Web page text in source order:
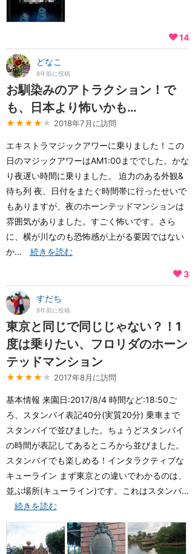
14
どなこ
8年前に投稿
お馴染みのアトラクション！で
も、日本より怖いかも…
★★★★ ★ 2018年7月に訪問
エキストラマジックアワーに乗りました！この
日のマジックアワーはAM1:00まででした。かな
り夜遅い時間に乗りました。 迫力のある外観&
待ち列 夜、日付をまたぐ時間帯に行ったせいで
もありますが、夜のホーンテッドマンションは
雰囲気がありました。すごく怖いです。さら
に、横が川なのも恐怖感が上がる要因ではない
か... 続きを読む
3
すだち
8年前に投稿
東京と同じで同じじゃない？！1
度は乗りたい、フロリダのホーン
テッドマンション
★★★★ ★ 2017年8月に訪問
基本情報 来園日:2017/8/4 時間など:18:50ご
ろ、スタンバイ表記40分(実質20分) 乗車まで
スタンバイで並びました。ちょうどスタンバイ
の時間が表記してあるところから並びました。
スタンバイでも楽しめる！インタラクティブな
キューライン まず東京との違いでわかるのは、
並ぶ場所(キューライン)です。これはスタンバ...
続きを読む